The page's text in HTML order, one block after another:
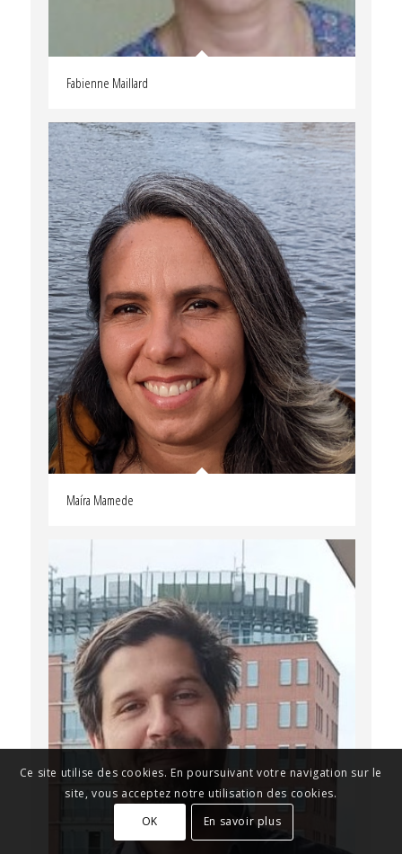
Fabienne Maillard
Maíra Mamede
Ce site utilise des cookies. En poursuivant votre navigation sur le
site, vous acceptez notre utilisation des cookies.
OK
En savoir plus